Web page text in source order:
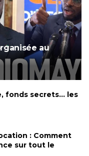
au
fonds secrets… les
: Comment
sur tout le